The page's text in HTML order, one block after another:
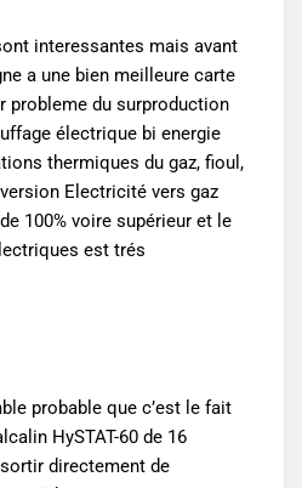
interessantes mais avant
a une bien meilleure carte
probleme du surproduction
électrique bi energie
thermiques du gaz, fioul,
Electricité vers gaz
100% voire supérieur et le
est trés
probable que c’est le fait
HySTAT-60 de 16
directement de